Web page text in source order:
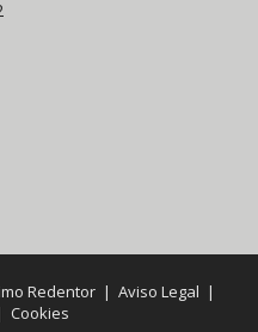
Redentor |Aviso Legal |
Cookies